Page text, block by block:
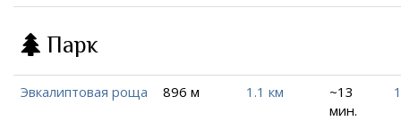
Парк
Эвкалиптовая роща 896 м 1.1 км
~13
мин.